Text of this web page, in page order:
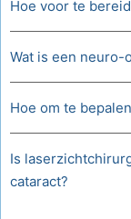
Hoe voor te
Wat is een neuro-
Hoe om te
Is
cataract?